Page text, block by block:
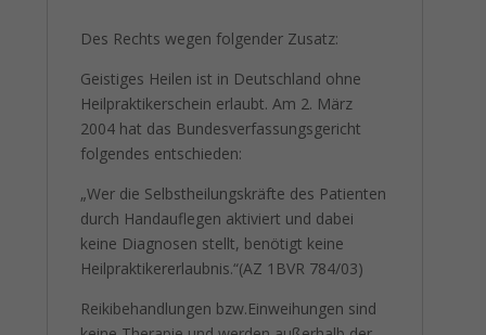
Des Rechts wegen folgender Zusatz:
Geistiges Heilen ist in Deutschland ohne
Heilpraktikerschein erlaubt. Am 2. März
2004 hat das Bundesverfassungsgericht
folgendes entschieden:
„Wer die Selbstheilungskräfte des Patienten
durch Handauflegen aktiviert und dabei
keine Diagnosen stellt, benötigt keine
Heilpraktikererlaubnis.“(AZ 1BVR 784/03)
Reikibehandlungen bzw.Einweihungen sind